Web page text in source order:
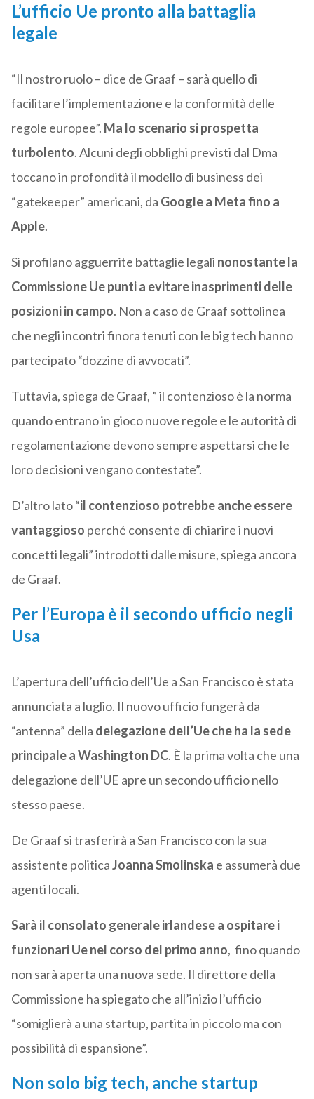
L’ufficio Ue pronto alla battaglia
legale
“Il nostro ruolo – dice de Graaf – sarà quello di
facilitare l’implementazione e la conformità delle
regole europee”. Ma lo scenario si prospetta
turbolento. Alcuni degli obblighi previsti dal Dma
toccano in profondità il modello di business dei
“gatekeeper” americani, da Google a Meta fino a
Apple.
Si profilano agguerrite battaglie legali nonostante la
Commissione Ue punti a evitare inasprimenti delle
posizioni in campo. Non a caso de Graaf sottolinea
che negli incontri finora tenuti con le big tech hanno
partecipato “dozzine di avvocati”.
Tuttavia, spiega de Graaf, ” il contenzioso è la norma
quando entrano in gioco nuove regole e le autorità di
regolamentazione devono sempre aspettarsi che le
loro decisioni vengano contestate”.
D’altro lato “il contenzioso potrebbe anche essere
vantaggioso perché consente di chiarire i nuovi
concetti legali” introdotti dalle misure, spiega ancora
de Graaf.
Per l’Europa è il secondo ufficio negli
Usa
L’apertura dell’ufficio dell’Ue a San Francisco è stata
annunciata a luglio. Il nuovo ufficio fungerà da
“antenna” della delegazione dell’Ue che ha la sede
principale a Washington DC. È la prima volta che una
delegazione dell’UE apre un secondo ufficio nello
stesso paese.
De Graaf si trasferirà a San Francisco con la sua
assistente politicaJoanna Smolinska e assumerà due
agenti locali.
Sarà il consolato generale irlandese a ospitare i
funzionari Ue nel corso del primo anno, fino quando
non sarà aperta una nuova sede. Il direttore della
Commissione ha spiegato che all’inizio l’ufficio
“somiglierà a una startup, partita in piccolo ma con
possibilità di espansione”.
Non solo big tech, anche startup